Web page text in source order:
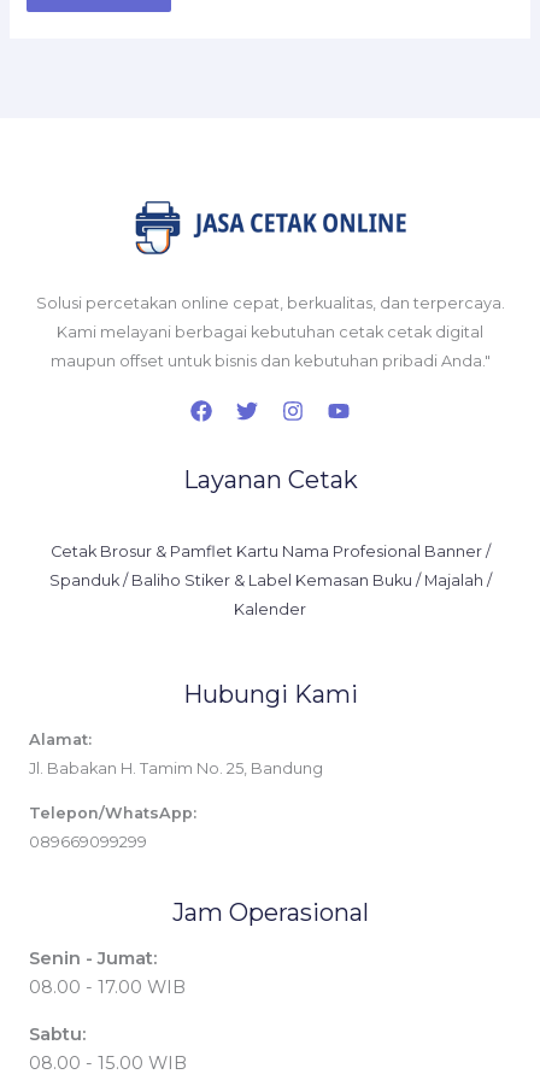
Solusi percetakan online cepat, berkualitas, dan terpercaya.
Kami melayani berbagai kebutuhan cetak cetak digital
maupun offset untuk bisnis dan kebutuhan pribadi Anda."
Layanan Cetak
Cetak Brosur & Pamflet Kartu Nama Profesional Banner /
Spanduk / Baliho Stiker & Label Kemasan Buku / Majalah /
Kalender
Hubungi Kami
Alamat:
Jl. Babakan H. Tamim No. 25, Bandung
Telepon/WhatsApp:
089669099299
Jam Operasional
Senin - Jumat:
08.00 - 17.00 WIB
Sabtu:
08.00 - 15.00 WIB